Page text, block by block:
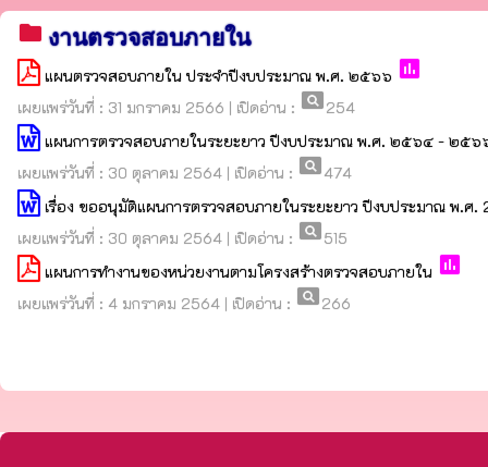
folder งานตรวจสอบภายใน
แผนตรวจสอบภายใน ประจำปีงบประมาณ พ.ศ. ๒๕๖๖ poll
เผยแพร่วันที่ : 31 มกราคม 2566 | เปิดอ่าน : pageview254
แผนการตรวจสอบภายในระยะยาว ปีงบประมาณ พ.ศ. ๒๕๖๔ - ๒๕๖
เผยแพร่วันที่ : 30 ตุลาคม 2564 | เปิดอ่าน : pageview474
เรื่อง ขออนุมัติแผนการตรวจสอบภายในระยะยาว ปีงบประมาณ พ.ศ
เผยแพร่วันที่ : 30 ตุลาคม 2564 | เปิดอ่าน : pageview515
แผนการทำงานของหน่วยงานตามโครงสร้างตรวจสอบภายใน poll
เผยแพร่วันที่ : 4 มกราคม 2564 | เปิดอ่าน : pageview266